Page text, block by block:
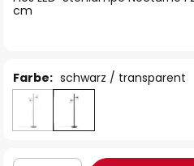
cm
Farbe: schwarz / transparent